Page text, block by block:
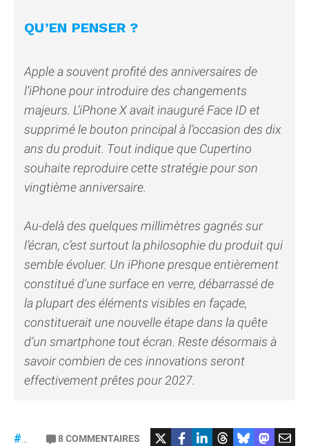
QU’EN PENSER ?
Apple a souvent profité des anniversaires de
l’iPhone pour introduire des changements
majeurs. L’iPhone X avait inauguré Face ID et
supprimé le bouton principal à l’occasion des dix
ans du produit. Tout indique que Cupertino
souhaite reproduire cette stratégie pour son
vingtième anniversaire.
Au-delà des quelques millimètres gagnés sur
l’écran, c’est surtout la philosophie du produit qui
semble évoluer. Un iPhone presque entièrement
constitué d’une surface en verre, débarrassé de
la plupart des éléments visibles en façade,
constituerait une nouvelle étape dans la quête
d’un smartphone tout écran. Reste désormais à
savoir combien de ces innovations seront
effectivement prêtes pour 2027.
#iPhone20 8COMMENTAIRES